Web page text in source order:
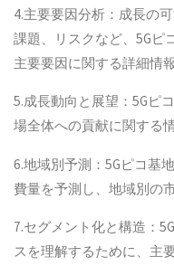
4.主要要因分析：成長の
課題、リスクなど、5Gピ
主要要因に関する詳細情
5.成長動向と展望：5Gピ
場全体への貢献に関する
6.地域別予測：5Gピコ基
費量を予測し、地域別の
7.セグメント化と構造：
スを理解するために、主